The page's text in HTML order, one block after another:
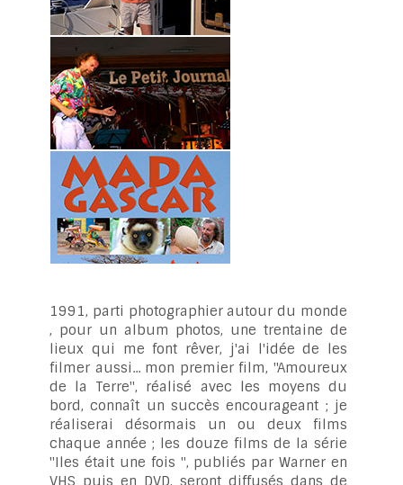
1991, parti photographier autour du monde
, pour un album photos, une trentaine de
lieux qui me font rêver, j'ai l'idée de les
filmer aussi... mon premier film, "Amoureux
de la Terre", réalisé avec les moyens du
bord, connaît un succès encourageant ; je
réaliserai désormais un ou deux films
chaque année ; les douze films de la série
"Iles était une fois ", publiés par Warner en
VHS puis en DVD, seront diffusés dans de